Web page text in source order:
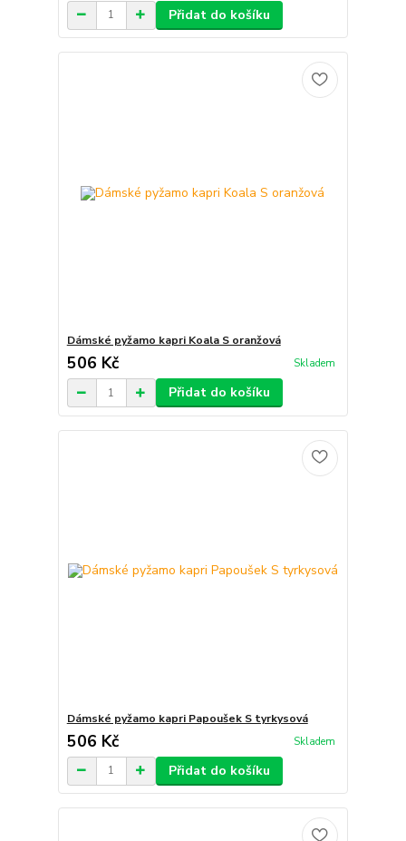
Přidat do košíku
Dámské pyžamo kapri Koala S oranžová
506 Kč Skladem
Přidat do košíku
Dámské pyžamo kapri Papoušek S tyrkysová
506 Kč Skladem
Přidat do košíku